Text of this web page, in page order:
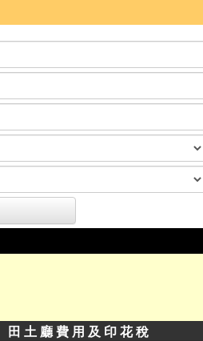
田 土 廳 費 用 及 印 花 稅